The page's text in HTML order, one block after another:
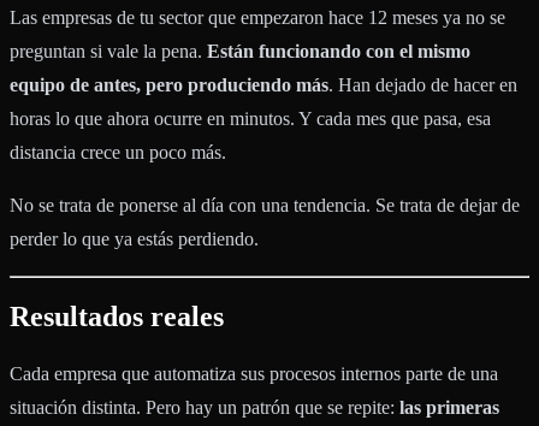
Las empresas de tu sector que empezaron hace 12 meses ya no se
preguntan si vale la pena. Están funcionando con el mismo
equipo de antes, pero produciendo más. Han dejado de hacer en
horas lo que ahora ocurre en minutos. Y cada mes que pasa, esa
distancia crece un poco más.
No se trata de ponerse al día con una tendencia. Se trata de dejar de
perder lo que ya estás perdiendo.
Resultados reales
Cada empresa que automatiza sus procesos internos parte de una
situación distinta. Pero hay un patrón que se repite: las primeras